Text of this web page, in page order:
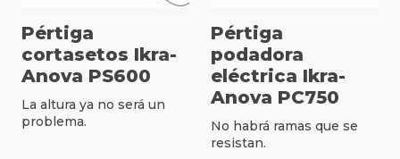
Pértiga
cortasetos Ikra-
Anova PS600
La altura ya no será un
problema.
Pértiga
podadora
eléctrica Ikra-
Anova PC750
No habrá ramas que se
resistan.